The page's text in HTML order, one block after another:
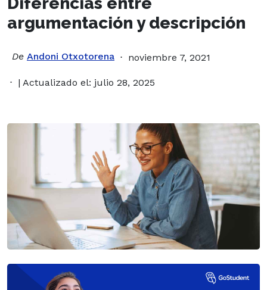
argumentación y descripción
De Andoni Otxotorena noviembre 7, 2021
| Actualizado el: julio 28, 2025